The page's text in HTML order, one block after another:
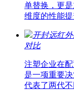
单替换，更
维度的性能
开封远红
对比
注塑企业在
是一项重要
代表了两代